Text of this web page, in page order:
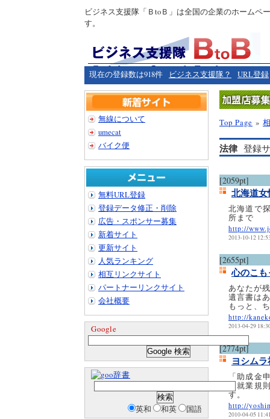
ビジネス支援隊「ＢtoＢ」は全国の企業のホームペ
す。
現在の登録数は918件 ビジネス支援隊？ URL登録
Top Page »
法律 登録
[2059pt]
北海道
北海道で
所まで
http://
2013-10-12
[2655pt]
心のこ
あなたが
遺言書は
もっと、
http://
2013-04-29
[2774pt]
ヨシム
「助成金
「就業規
す。
http://
2010-04-05
無線について
umecat
バイク便
無料URL登録
登録データ修正・削除
広告・スポンサー募集
新着サイト
更新サイト
人気ランキング
相互リンクサイト
パートナーリンクサイト
会社概要
Google
辞書
英和 和英 国語